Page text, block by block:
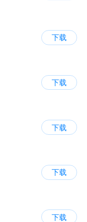
下载
下载
下载
下载
下载